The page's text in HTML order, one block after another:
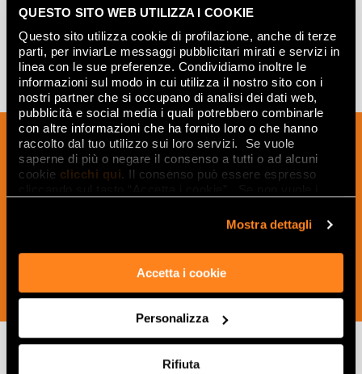
QUESTO SITO WEB UTILIZZA I COOKIE
Questo sito utilizza cookie di profilazione, anche di terze
parti, per inviarLe messaggi pubblicitari mirati e servizi in
linea con le sue preferenze. Condividiamo inoltre le
informazioni sul modo in cui utilizza il nostro sito con i
nostri partner che si occupano di analisi dei dati web,
pubblicità e social media i quali potrebbero combinarle
con altre informazioni che ha fornito loro o che hanno
raccolto dal tuo utilizzo sui loro servizi. Se vuole
saperne di più o negare il consenso a tutti o ad alcuni
cookie clicchi qui. Il consenso può essere espresso
Mostra dettagli
Accetta i cookie
Personalizza
Rifiuta
Iscriviti alla nostra newsletter per essere
sempre aggiornato sulle novità e
ricevere idee, consigli e suggerimenti
del mondo della ceramica e dell’interior
ISCRIVITI ORA